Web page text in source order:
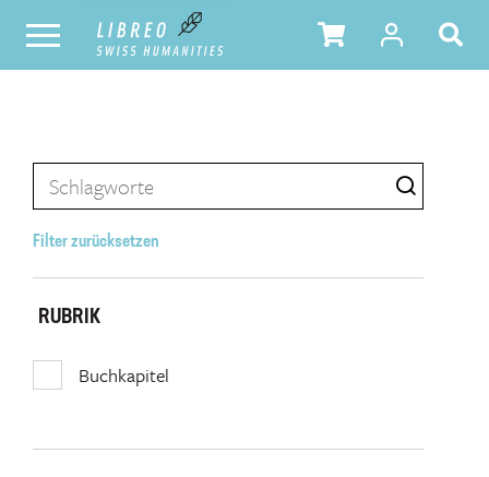
Filter zurücksetzen
RUBRIK
Buchkapitel